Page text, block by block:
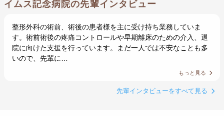
イムス記念病院の先輩インタビュー
整形外科の術前、術後の患者様を主に受け持ち業務していま
す。術前術後の疼痛コントロールや早期離床のための介入、退
院に向けた支援を行っています。まだ一人では不安なことも多
いので、先輩に…
もっと見る
先輩インタビューをすべて見る